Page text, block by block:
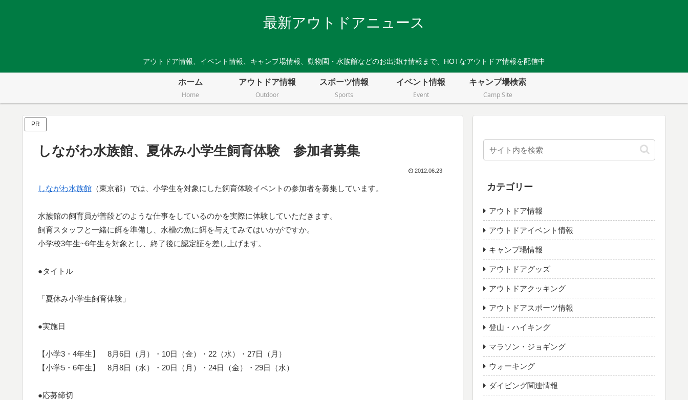
最新アウトドアニュース
アウトドア情報、イベント情報、キャンプ場情報、動物園・水族館などのお出掛け情報まで、HOTなアウトドア情報を配信中
ホーム
Home
アウトドア情報
Outdoor
スポーツ情報
Sports
イベント情報
Event
キャンプ場検索
Camp Site
PR
しながわ水族館、夏休み小学生飼育体験 参加者募集
2012.06.23
しながわ水族館 （東京都）では、小学生を対象にした飼育体験イベントの参加者を募集しています。
水族館の飼育員が普段どのような仕事をしているのかを実際に体験していただきます。
飼育スタッフと一緒に餌を準備し、水槽の魚に餌を与えてみてはいかがですか。
小学校3年生~6年生を対象とし、終了後に認定証を差し上げます。
●タイトル
「夏休み小学生飼育体験」
●実施日
【小学3・4年生】 8月6日（月）・10日（金）・22（水）・27日（月）
【小学5・6年生】 8月8日（水）・20日（月）・24日（金）・29日（水）
●応募締切
カテゴリー
アウトドア情報
アウトドアイベント情報
キャンプ場情報
アウトドアグッズ
アウトドアクッキング
アウトドアスポーツ情報
登山・ハイキング
マラソン・ジョギング
ウォーキング
ダイビング関連情報